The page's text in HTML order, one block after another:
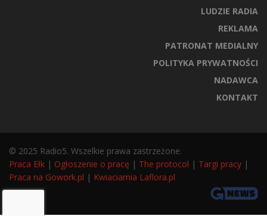
LUDZIE RADIA
REKLAMA
PATRONAT MEDIALNY
POLITYKA PRYWATNOŚCI
NADAWCA
KONTAKT
© 2025 Radio5. Wszelkie prawa zastrzeżone.
Praca Ełk | Ogłoszenie o pracę | The protocol | Targi pracy |
Praca na Gowork.pl | Kwiaciarnia Laflora.pl